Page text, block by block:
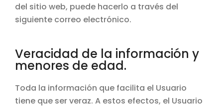
del sitio web, puede hacerlo a través del
siguiente correo electrónico.
Veracidad de la información y
menores de edad.
Toda la información que facilita el Usuario
tiene que ser veraz. A estos efectos, el Usuario